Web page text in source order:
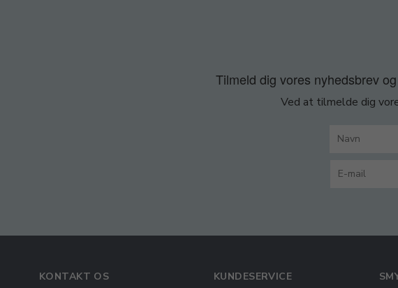
Tilmeld dig vores nyhedsbrev
Ved at tilmelde dig
KONTAKT OS KUNDESERVICE